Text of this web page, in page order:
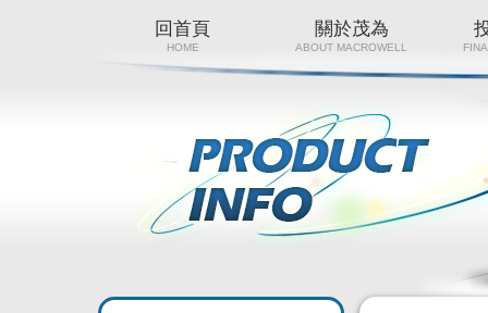
回首頁
HOME
關於茂為
ABOUT MACROWELL